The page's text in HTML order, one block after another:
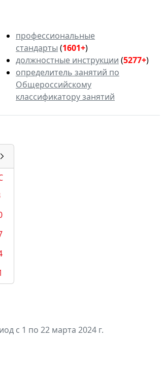
профессиональные
стандарты (1601+)
должностные инструкции (5277+)
определитель занятий по
Общероссийскому
классификатору занятий
с 1 по 22 марта 2024 г.